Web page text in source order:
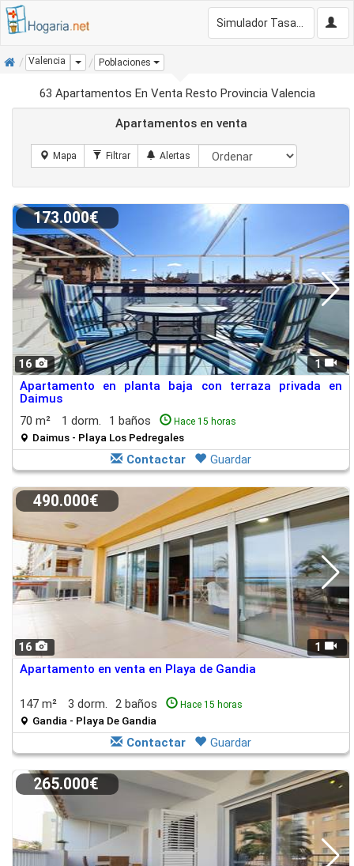
InicioValencia Dropdown
Poblaciones
63 Apartamentos En Venta Resto Provincia Valencia
Apartamentos en venta
16 1
173.000€
Apartamento en planta baja con terraza privada en
Daimus
70 m²
1 dorm. 1 baños Hace 15 horas
Daimus - Playa Los Pedregales
Contactar Guardar
16 1
490.000€
Apartamento en venta en Playa de Gandia
147 m² 3 dorm. 2 baños Hace 15 horas
Gandia - Playa De Gandia
Contactar Guardar
265.000€